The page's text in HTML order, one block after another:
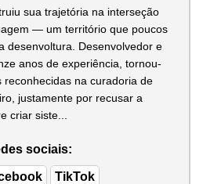
sua trajetória na interseção
— um território que poucos
desenvoltura. Desenvolvedor e
anos de experiência, tornou-
reconhecidas na curadoria de
justamente por recusar a
criar siste...
sociais:
TikTok